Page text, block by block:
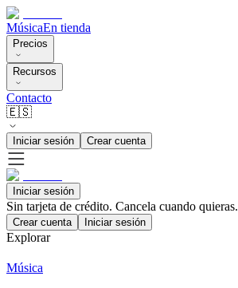
MúsicaEn tienda
Precios
Recursos
Contacto
🇪🇸
Iniciar sesión Crear cuenta
Iniciar sesión
Sin tarjeta de crédito. Cancela cuando quieras.
Crear cuenta Iniciar sesión
Explorar
Música